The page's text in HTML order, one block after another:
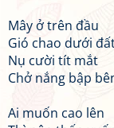
Mây ở trên đầu
Gió chao dưới
Nụ cười tít mắt
Chở nắng bập
Ai muốn cao lên